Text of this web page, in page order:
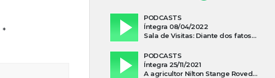
*
PODCASTS
Íntegra 08/04/2022
Sala de Visitas: Diante dos fatos que influenciam a economia o que podemos esperar de 2022
PODCASTS
Íntegra 25/11/2021
A agricultor Nilton Stange Roveda, afirma ter recebido ajuda espiritual durante acidente